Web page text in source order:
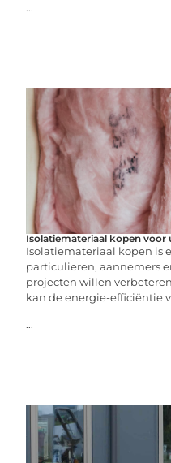
...
Isolatiemateriaal kopen voor
Isolatiemateriaal kopen is
particulieren, aannemers
projecten willen
kan de energie-efficiëntie
...